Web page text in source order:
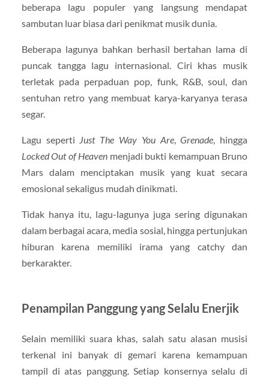
beberapa lagu populer yang langsung mendapat
sambutan luar biasa dari penikmat musik dunia.
Beberapa lagunya bahkan berhasil bertahan lama di
puncak tangga lagu internasional. Ciri khas musik
terletak pada perpaduan pop, funk, R&B, soul, dan
sentuhan retro yang membuat karya-karyanya terasa
segar.
Lagu seperti Just The Way You Are,Grenade, hingga
Locked Out of Heaven menjadi bukti kemampuan Bruno
Mars dalam menciptakan musik yang kuat secara
emosional sekaligus mudah dinikmati.
Tidak hanya itu, lagu-lagunya juga sering digunakan
dalam berbagai acara, media sosial, hingga pertunjukan
hiburan karena memiliki irama yang catchy dan
berkarakter.
Penampilan Panggung yang Selalu Enerjik
Selain memiliki suara khas, salah satu alasan musisi
terkenal ini banyak di gemari karena kemampuan
tampil di atas panggung. Setiap konsernya selalu di